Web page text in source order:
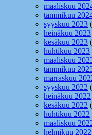
maaliskuu
tammikuu
syyskuu 2023
heinäkuu 2023
kesäkuu 2023
huhtikuu 2023
maaliskuu
tammikuu
marraskuu
syyskuu 2022
heinäkuu 2022
kesäkuu 2022
huhtikuu 2022
maaliskuu
helmikuu 2022